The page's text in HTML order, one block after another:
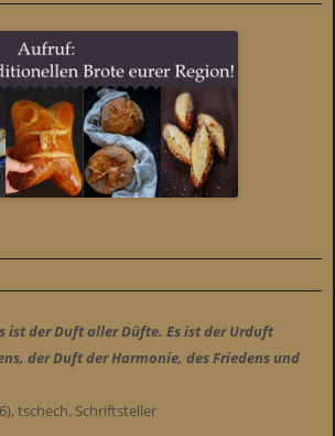
ist der Duft aller Düfte. Es ist der Urduft
der Duft der Harmonie, des Friedens und
tschech. Schriftsteller